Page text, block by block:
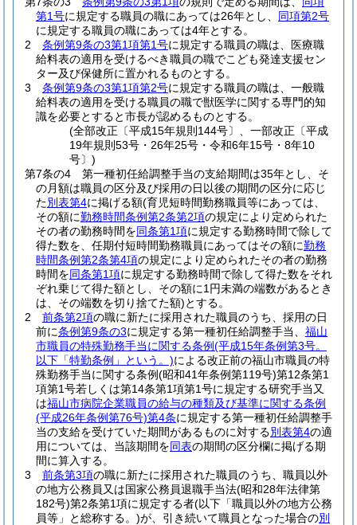
第1号に規定する職員の職にあっては26年とし、 同項第2号
に規定する職員の職にあっては4年とする。
2
条例第9条の3第1項第1号に規定する職員の職は、医療職
給料表の適用を受けるべき職員の職でこども発達支援セン
ター及び保健所に置かれるものとする。
3
条例第9条の3第1項第2号に規定する職員の職は、一般職
給料表の適用を受ける職員の職で獣医学に関する専門的知
識を必要とすると市長が認めるものとする。
(全部改正〔平成15年規則144号〕、一部改正〔平成
19年規則53号・26年25号・令和6年15号・8年10
号〕)
第7条の4
第一種初任給調整手当の支給期間は35年とし、そ
の月額は職員の区分及び採用の日以後の期間の区分に応じ
た別表第4に掲げる額(育児短時間勤務職員等にあっては、
その額に勤務時間条例第2条第2項の規定により定められた
その者の勤務時間を同条第1項に規定する勤務時間で除して
得た数を、任期付短時間勤務職員にあってはその額に勤務
時間条例第2条第4項の規定により定められたその者の勤務
時間を同条第1項に規定する勤務時間で除して得た数をそれ
ぞれ乗じて得た額とし、その額に1円未満の端数があるとき
は、その端数を切り捨てた額)とする。
2
前条第2項の職に新たに採用された職員のうち、採用の日
前に条例第9条の3に規定する第一種初任給調整手当、 福山
市職員の特殊勤務手当に関する条例(平成15年条例第3号。
以下「特勤条例」という。)による改正前の福山市職員の特
殊勤務手当に関する条例(昭和41年条例第119号)第12条第1
項第1号若しくは第14条第1項第1号に規定する研究手当又
は福山市病院企業職員の給与の種類及び基準に関する条例
(平成26年条例第76号)第4条に規定する第一種初任給調整手
当の支給を受けていた期間があるものに対する別表第4の適
用については、当該期間を同表の期間の区分欄に掲げる期
間に算入する。
3
前条第3項の職に新たに採用された職員のうち、職員以外
の地方公務員又は国家公務員退職手当法(昭和28年法律第
182号)第2条第1項に規定する者(以下「職員以外の地方公務
員等」と総称する。)が、引き続いて職員となった場合の別